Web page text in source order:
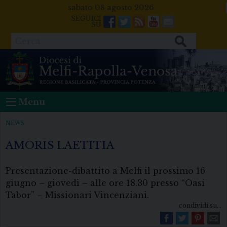
sabato 08 agosto 2026
Facebook
Twitter
FeedsYoutube
Mail
Menu
NEWS
AMORIS LAETITIA
Presentazione-dibattito a Melfi il prossimo 16
giugno – giovedì – alle ore 18.30 presso “Oasi
Tabor” – Missionari Vincenziani.
condividi su...